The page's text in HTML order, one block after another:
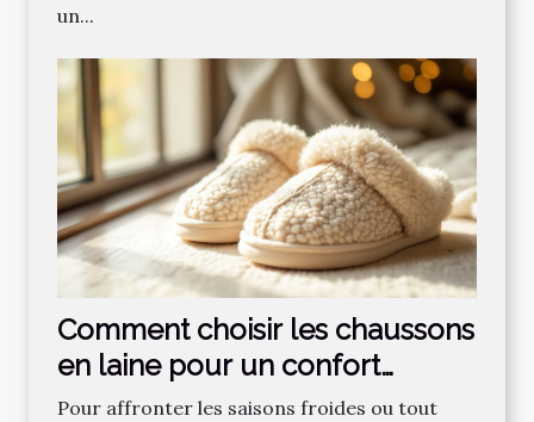
un...
Comment choisir les chaussons
en laine pour un confort
optimal ?
Pour affronter les saisons froides ou tout